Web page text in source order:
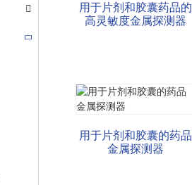
用于片剂和胶囊药品的
高灵敏度金属探测器
用于片剂和胶囊的药品
金属探测器